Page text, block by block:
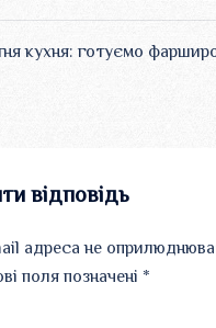
кухня: готуємо
відповідь
адреса не
поля позначені *